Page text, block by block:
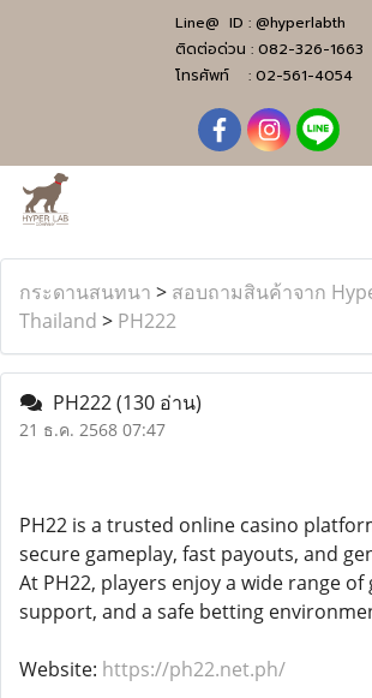
Line@ ID : @hyperlabth
ติดต่อด่วน : 082-326-1663
โทรศัพท์ : 02-561-4054
กระดานสนทนา > สอบถามสินค้าจาก
Thailand > PH222
PH222(130 อ่าน)
21 ธ.ค. 2568 07:47
PH22 is a trusted online casino
secure gameplay, fast payouts, and
At PH22, players enjoy a wide range
support, and a safe betting
Website: https://ph22.net.ph/